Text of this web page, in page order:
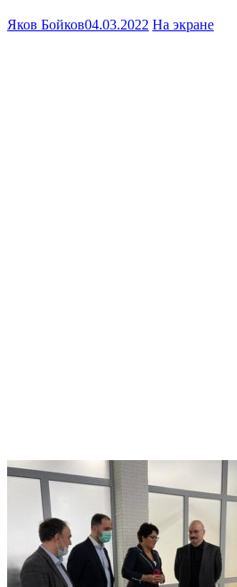
Яков Бойков04.03.2022 На экране